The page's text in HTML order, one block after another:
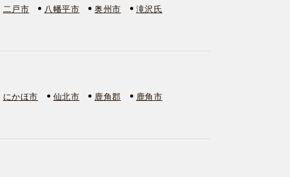
二戸市 八幡平市 奥州市
滝沢氏
にかほ市 仙北市 鹿角郡
鹿角市